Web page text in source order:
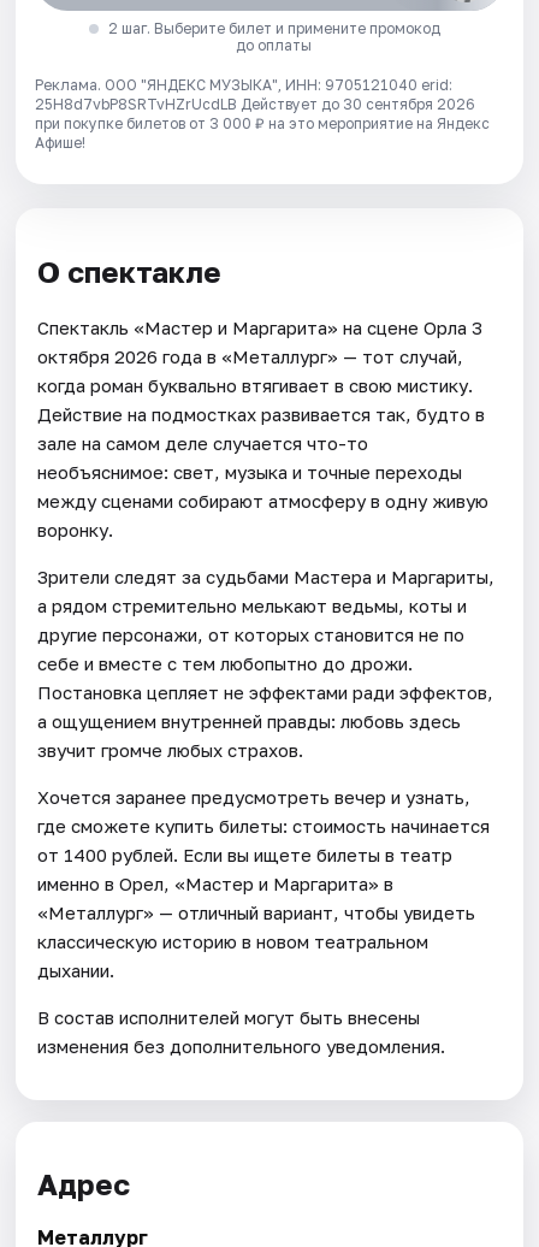
2 шаг. Выберите билет и примените промокод
до оплаты
Реклама. ООО "ЯНДЕКС МУЗЫКА", ИНН: 9705121040 erid:
25H8d7vbP8SRTvHZrUcdLB Действует до 30 сентября 2026
при покупке билетов от 3 000 ₽ на это мероприятие на Яндекс
Афише!
О спектакле
Спектакль «Мастер и Маргарита» на сцене Орла 3
октября 2026 года в «Металлург» — тот случай,
когда роман буквально втягивает в свою мистику.
Действие на подмостках развивается так, будто в
зале на самом деле случается что-то
необъяснимое: свет, музыка и точные переходы
между сценами собирают атмосферу в одну живую
воронку.
Зрители следят за судьбами Мастера и Маргариты,
а рядом стремительно мелькают ведьмы, коты и
другие персонажи, от которых становится не по
себе и вместе с тем любопытно до дрожи.
Постановка цепляет не эффектами ради эффектов,
а ощущением внутренней правды: любовь здесь
звучит громче любых страхов.
Хочется заранее предусмотреть вечер и узнать,
где сможете купить билеты: стоимость начинается
от 1400 рублей. Если вы ищете билеты в театр
именно в Орел, «Мастер и Маргарита» в
«Металлург» — отличный вариант, чтобы увидеть
классическую историю в новом театральном
дыхании.
В состав исполнителей могут быть внесены
изменения без дополнительного уведомления.
Адрес
Металлург